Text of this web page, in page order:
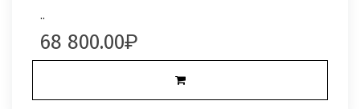
..
68 800.00